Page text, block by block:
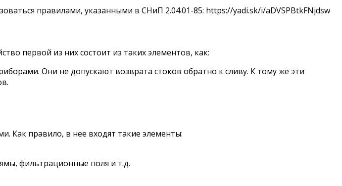
правилами, указанными в СНиП 2.04.01-85: https://yadi.sk/i/aDVSPBtkFNjdsw
первой из них состоит из таких элементов, как:
Они не допускают возврата стоков обратно к сливу. К тому же эти
Как правило, в нее входят такие элементы:
фильтрационные поля и т.д.